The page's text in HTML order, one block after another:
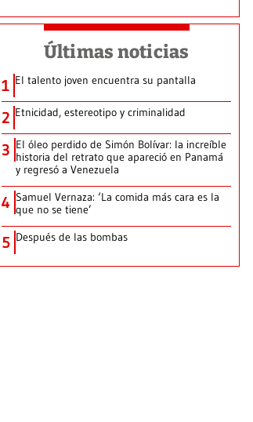
Últimas noticias
1 El talento joven encuentra su pantalla​
2 Etnicidad, estereotipo y criminalidad
3 El óleo perdido de Simón Bolívar: la increíble
historia del retrato que apareció en Panamá
y regresó a Venezuela
4 Samuel Vernaza: ‘La comida más cara es la
que no se tiene’
5 Después de las bombas